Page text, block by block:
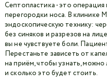
Септопластика - это
перегородки носа. В клинике
эндоскопическую технику:
без синяков и разрезов на
вы не чувствуете боли.
Перестаньте зависеть от
на приём, чтобы узнать,
и сколько это будет стоить.